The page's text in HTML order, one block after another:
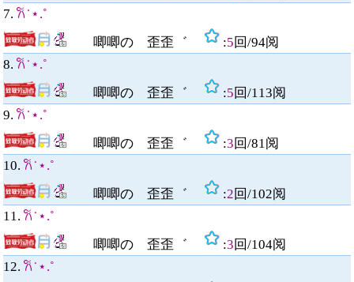
7. 𐙚˙⋆.˚
唧唧の 歪歪゛
:5回/94阅
8. 𐙚˙⋆.˚
唧唧の 歪歪゛
:5回/113阅
9. 𐙚˙⋆.˚
唧唧の 歪歪゛
:3回/81阅
10. 𐙚˙⋆.˚
唧唧の 歪歪゛
:2回/102阅
11. 𐙚˙⋆.˚
唧唧の 歪歪゛
:3回/104阅
12. 𐙚˙⋆.˚